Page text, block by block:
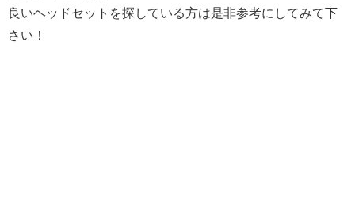
良いヘッドセットを探している方は是非参考にしてみて下
さい！